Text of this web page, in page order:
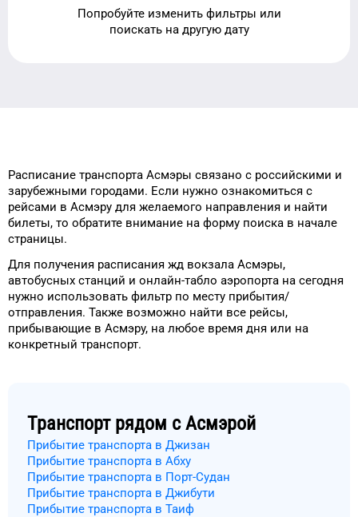
Попробуйте изменить фильтры или
поискать на другую дату
Расписание транспорта Асмэры связано с российскими и
зарубежными городами. Если нужно ознакомиться с
рейсами в Асмэру для желаемого направления и найти
билеты, то обратите внимание на форму поиска в начале
страницы.
Для получения расписания жд вокзала Асмэры,
автобусных станций и онлайн-табло аэропорта на сегодня
нужно использовать фильтр по месту прибытия/
отправления. Также возможно найти все рейсы,
прибывающие в Асмэру, на любое время дня или на
конкретный транспорт.
Транспорт рядом с Асмэрой
Прибытие транспорта в Джизан
Прибытие транспорта в Абху
Прибытие транспорта в Порт-Судан
Прибытие транспорта в Джибути
Прибытие транспорта в Таиф